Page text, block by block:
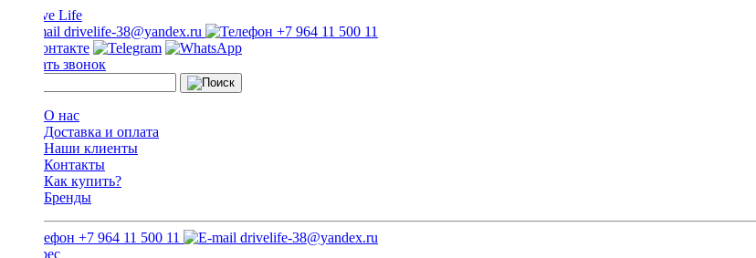
drivelife-38@yandex.ru +7 964 11 500 11
Заказать звонок
О нас
Доставка и оплата
Наши клиенты
Контакты
Как купить?
Бренды
+7 964 11 500 11 drivelife-38@yandex.ru